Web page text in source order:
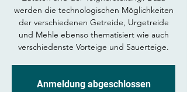
werden die technologischen Möglichkeiten
der verschiedenen Getreide, Urgetreide
und Mehle ebenso thematisiert wie auch
verschiedenste Vorteige und Sauerteige.
Anmeldung abgeschlossen